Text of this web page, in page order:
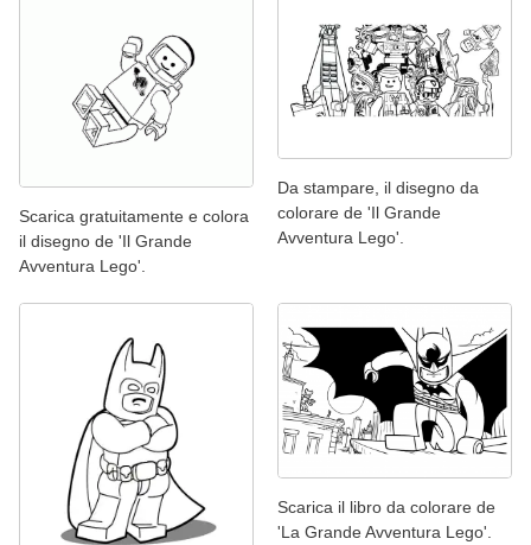
Scarica gratuitamente e colora
il disegno de 'Il Grande
Avventura Lego'.
Da stampare, il disegno da
colorare de 'Il Grande
Avventura Lego'.
Scarica il libro da colorare de
'La Grande Avventura Lego'.